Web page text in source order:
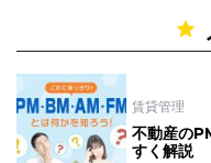
賃貸管理
不動産の
すく解説